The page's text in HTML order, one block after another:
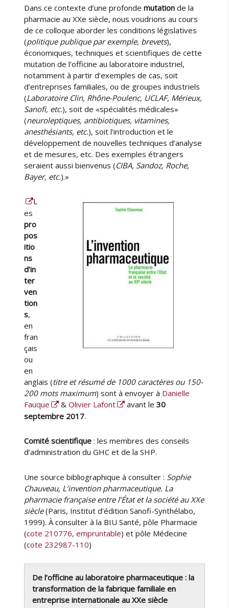
Dans ce contexte d’une profondemutation de la
pharmacie au XXe siècle, nous voudrions au cours
de ce colloque aborder les conditions législatives
(politique publique par exemple, brevets),
économiques, techniques et scientifiques de cette
mutation de l’officine au laboratoire industriel,
notamment à partir d’exemples de cas, soit
d’entreprises familiales, ou de groupes industriels
(Laboratoire Clin, Rhône-Poulenc, UCLAF, Mérieux,
Sanofi, etc.), soit de «spécialités médicales»
(neuroleptiques, antibiotiques, vitamines,
anesthésiants, etc.), soit l’introduction et le
développement de nouvelles techniques d’analyse
et de mesures, etc. Des exemples étrangers
seraient aussi bienvenus (CIBA, Sandoz, Roche,
Bayer, etc.).»
L
es
pro
pos
itio
ns
d’in
ter
ven
tion
s,
en
fran
çais
ou
en
anglais (titre et résumé de 1000 caractères ou 150-
200 mots maximum) sont à envoyer à Danielle
Fauque
&Olivier Lafont avant le30
septembre 2017.
Comité scientifique: les membres des conseils
d’administration du GHC et de la SHP.
Une source bibliographique à consulter : Sophie
Chauveau, L’invention pharmaceutique. La
pharmacie française entre l’État et la société au XXe
siècle(Paris, Institut d’édition Sanofi-Synthélabo,
1999). À consulter à la BIU Santé, pôle Pharmacie
(cote 210776, empruntable) et pôle Médecine
(cote 232987-110)
De l’officine au laboratoire pharmaceutique : la
transformation de la fabrique familiale en
entreprise internationale au XXe siècle